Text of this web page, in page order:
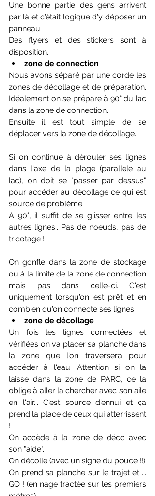
Une bonne partie des gens arrivent
par là et c'était logique d'y déposer un
panneau.
Des flyers et des stickers sont à
disposition.
zone de connection
Nous avons séparé par une corde les
zones de décollage et de préparation.
Idéalement on se prépare à 90° du lac
dans la zone de connection.
Ensuite il est tout simple de se
déplacer vers la zone de décollage.
Si on continue à dérouler ses lignes
dans l'axe de la plage (parallèle au
lac), on doit se "passer par dessus"
pour accéder au décollage ce qui est
source de problème.
A 90°, il suffit de se glisser entre les
autres lignes.. Pas de noeuds, pas de
tricotage !
On gonfle dans la zone de stockage
ou à la limite de la zone de connection
mais pas dans celle-ci. C'est
uniquement lorsqu'on est prêt et en
combien qu'on connecte ses lignes.
zone de décollage
Un fois les lignes connectées et
vérifiées on va placer sa planche dans
la zone que l'on traversera pour
accéder à l'eau. Attention si on la
laisse dans la zone de PARC, ce la
oblige à aller la chercher avec son aile
en l'air... C'est source d'ennui et ça
prend la place de ceux qui atterrissent
!
On accède à la zone de déco avec
son "aide".
On décolle (avec un signe du pouce !!)
On prend sa planche sur le trajet et ...
GO ! (en nage tractée sur les premiers